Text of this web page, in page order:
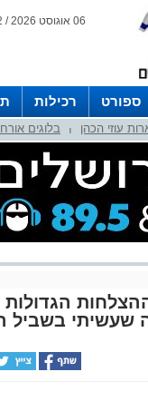
06 אוגוסט 2026 / 15:52
ספורט רכילות
לוח שדורים רדיו
עוזי הכהן בלוגים
שעשיתי בשביל